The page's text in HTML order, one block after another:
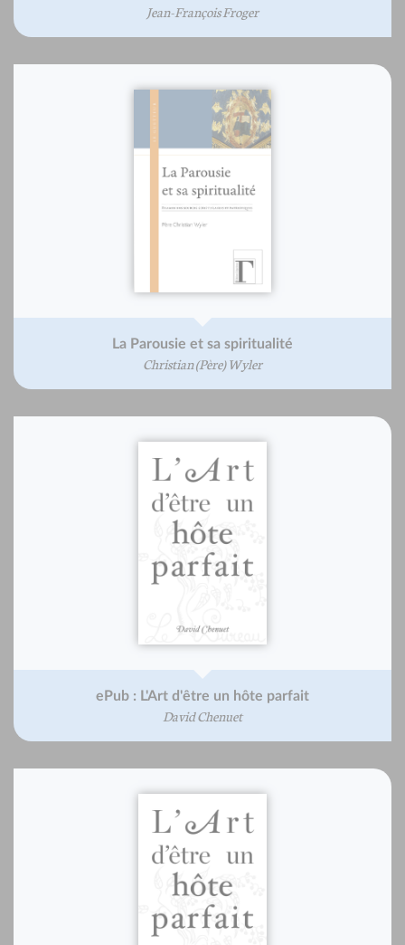
Jean-François Froger
La Parousie et sa spiritualité
Christian (Père) Wyler
ePub : L'Art d'être un hôte parfait
David Chenuet